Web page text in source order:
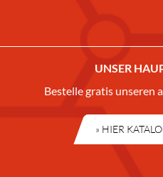
UNSER
Bestelle gratis unseren
» HIER